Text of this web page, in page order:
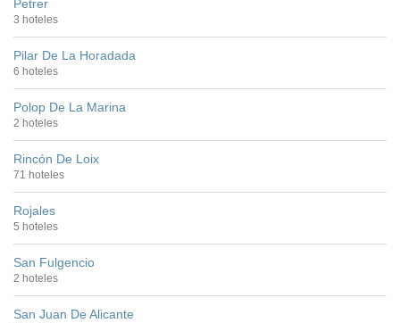
Petrer
3 hoteles
Pilar De La Horadada
6 hoteles
Polop De La Marina
2 hoteles
Rincón De Loix
71 hoteles
Rojales
5 hoteles
San Fulgencio
2 hoteles
San Juan De Alicante